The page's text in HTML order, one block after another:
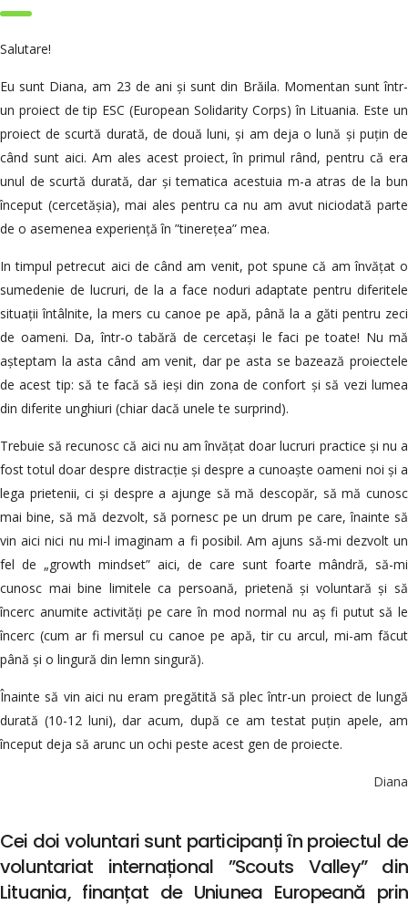
Salutare!
Eu sunt Diana, am 23 de ani și sunt din Brăila. Momentan sunt într-
un proiect de tip ESC (European Solidarity Corps) în Lituania. Este un
proiect de scurtă durată, de două luni, și am deja o lună și puțin de
când sunt aici. Am ales acest proiect, în primul rând, pentru că era
unul de scurtă durată, dar și tematica acestuia m-a atras de la bun
început (cercetășia), mai ales pentru ca nu am avut niciodată parte
de o asemenea experiență în ”tinerețea” mea.
In timpul petrecut aici de când am venit, pot spune că am învățat o
sumedenie de lucruri, de la a face noduri adaptate pentru diferitele
situații întâlnite, la mers cu canoe pe apă, până la a găti pentru zeci
de oameni. Da, într-o tabără de cercetași le faci pe toate! Nu mă
așteptam la asta când am venit, dar pe asta se bazează proiectele
de acest tip: să te facă să ieși din zona de confort și să vezi lumea
din diferite unghiuri (chiar dacă unele te surprind).
Trebuie să recunosc că aici nu am învățat doar lucruri practice și nu a
fost totul doar despre distracție și despre a cunoaște oameni noi și a
lega prietenii, ci și despre a ajunge să mă descopăr, să mă cunosc
mai bine, să mă dezvolt, să pornesc pe un drum pe care, înainte să
vin aici nici nu mi-l imaginam a fi posibil. Am ajuns să-mi dezvolt un
fel de „growth mindset” aici, de care sunt foarte mândră, să-mi
cunosc mai bine limitele ca persoană, prietenă și voluntară și să
încerc anumite activități pe care în mod normal nu aș fi putut să le
încerc (cum ar fi mersul cu canoe pe apă, tir cu arcul, mi-am făcut
până și o lingură din lemn singură).
Înainte să vin aici nu eram pregătită să plec într-un proiect de lungă
durată (10-12 luni), dar acum, după ce am testat puțin apele, am
început deja să arunc un ochi peste acest gen de proiecte.
Diana
Cei doi voluntari sunt participanți în proiectul de
voluntariat internațional ”Scouts Valley” din
Lituania, finanțat de Uniunea Europeană prin